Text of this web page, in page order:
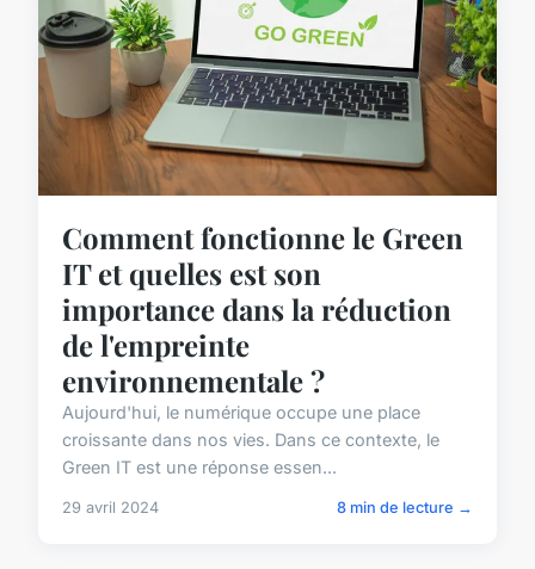
Comment fonctionne le Green
IT et quelles est son
importance dans la réduction
de l'empreinte
environnementale ?
Aujourd'hui, le numérique occupe une place
croissante dans nos vies. Dans ce contexte, le
Green IT est une réponse essen...
29 avril 2024 8 min de lecture →